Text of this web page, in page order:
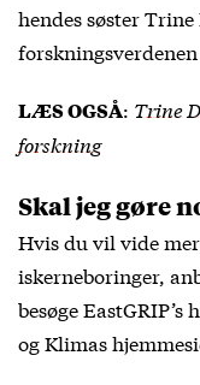
hendes søster
LÆS OGSÅ: Trine
forskning
Skal jeg gøre
Hvis du vil vide
iskerneboringer,
besøge EastGRIP’s
og Klimas